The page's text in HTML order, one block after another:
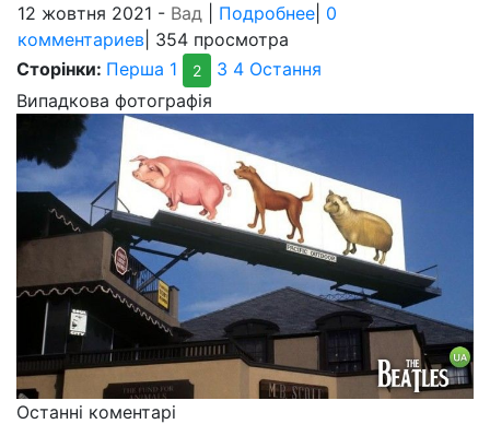
12 жовтня 2021 - Вад Подробнее 0
комментариев | 354 просмотра
Сторінки: Перша 1 2 3 4 Остання
Випадкова фотографія
Останні коментарі